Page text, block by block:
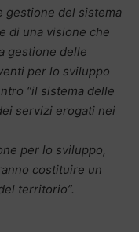
gestione del sistema
di una visione che
gestione delle
per lo sviluppo
“il sistema delle
servizi erogati nei
per lo sviluppo,
costituire un
territorio”.